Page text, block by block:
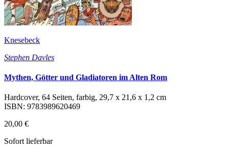
Knesebeck
Stephen Davles
Mythen, Götter und Gladiatoren im Alten Rom
Hardcover, 64 Seiten, farbig, 29,7 x 21,6 x 1,2 cm
ISBN: 9783989620469
20,00 €
Sofort lieferbar